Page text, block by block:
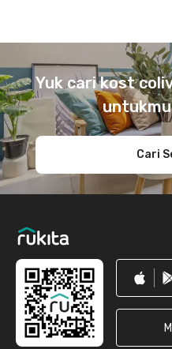
Yuk cari kost
Cari